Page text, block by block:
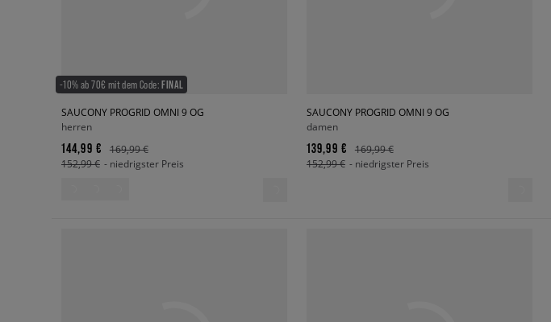
-10% ab 70€ mit dem Code:FINAL
SAUCONY PROGRID OMNI 9 OG
herren
144,99 €
169,99 €
152,99 € - niedrigster Preis
SAUCONY PROGRID OMNI 9 OG
damen
139,99 €
169,99 €
152,99 € - niedrigster Preis